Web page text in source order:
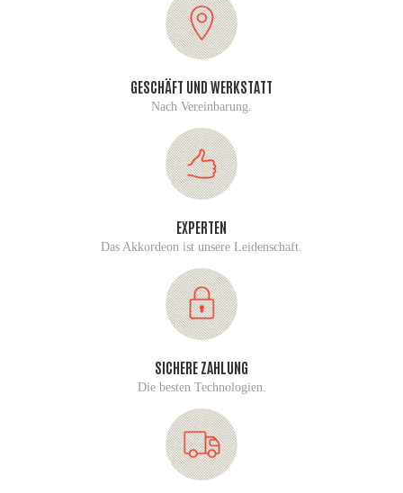
GESCHÄFT UND WERKSTATT
Nach Vereinbarung.
EXPERTEN
Das Akkordeon ist unsere Leidenschaft.
SICHERE ZAHLUNG
Die besten Technologien.